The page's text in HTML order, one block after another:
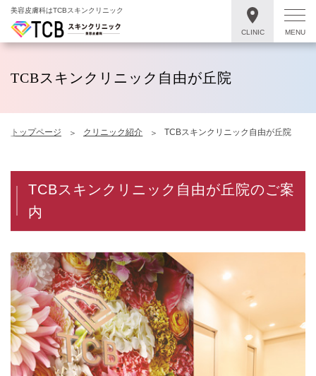
美容皮膚科はTCBスキンクリニック
TCBスキンクリニック自由が丘院
トップページ クリニック紹介 TCBスキンクリニック自由が丘院
TCBスキンクリニック自由が丘院のご案
内
CLINIC MENU